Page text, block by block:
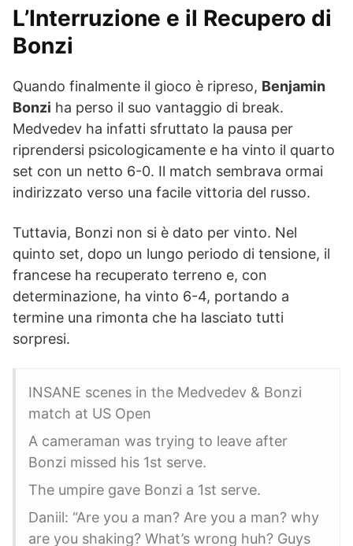
L’Interruzione e il Recupero di
Bonzi
Quando finalmente il gioco è ripreso, Benjamin
Bonzi ha perso il suo vantaggio di break.
Medvedev ha infatti sfruttato la pausa per
riprendersi psicologicamente e ha vinto il quarto
set con un netto 6-0. Il match sembrava ormai
indirizzato verso una facile vittoria del russo.
Tuttavia, Bonzi non si è dato per vinto. Nel
quinto set, dopo un lungo periodo di tensione, il
francese ha recuperato terreno e, con
determinazione, ha vinto 6-4, portando a
termine una rimonta che ha lasciato tutti
sorpresi.
INSANE scenes in the Medvedev & Bonzi
match at US Open
A cameraman was trying to leave after
Bonzi missed his 1st serve.
The umpire gave Bonzi a 1st serve.
Daniil: “Are you a man? Are you a man? why
are you shaking? What’s wrong huh? Guys